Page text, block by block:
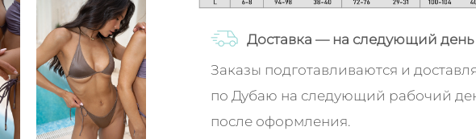
Доставка — на следующий день
Заказы подготавливаются и
по Дубаю на следующий рабочий
после оформления.